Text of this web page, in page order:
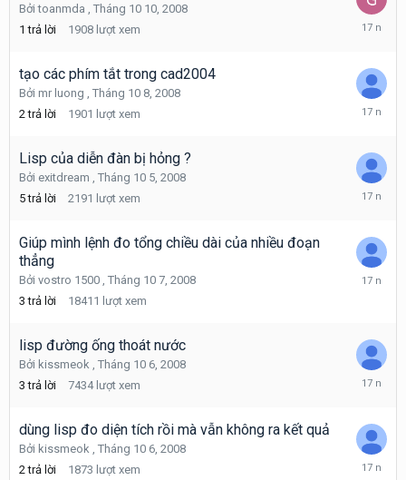
Bởitoanmda , Tháng 10 10, 2008
1 trả lời 1908 lượt xem
Tháng
2008
tạo các phím tắt trong cad2004
Bởi mr luong , Tháng 10 8, 2008
2 trả lời 1901 lượt xem
Tháng
2008
Lisp của diễn đàn bị hỏng ?
Bởi exitdream , Tháng 10 5, 2008
5 trả lời 2191 lượt xem
Tháng
2008
Giúp mình lệnh đo tổng chiều dài của nhiều đoạn
thẳng
Bởi vostro 1500 , Tháng 10 7, 2008
3 trả lời 18411 lượt xem
Tháng
lisp đường ống thoát nước
Bởi kissmeok , Tháng 10 6, 2008
3 trả lời 7434 lượt xem
Tháng
2008
dùng lisp đo diện tích rồi mà vẫn không ra kết quả
Bởi kissmeok , Tháng 10 6, 2008
2 trả lời 1873 lượt xem
Tháng